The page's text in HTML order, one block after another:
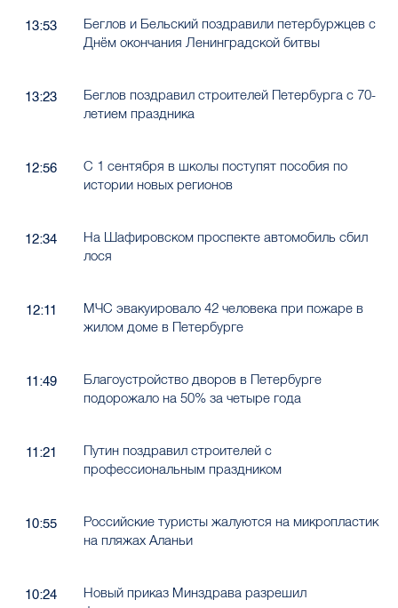
13:53
Беглов и Бельский поздравили петербуржцев с
Днём окончания Ленинградской битвы
13:23
Беглов поздравил строителей Петербурга с 70-
летием праздника
12:56
С 1 сентября в школы поступят пособия по
истории новых регионов
12:34
На Шафировском проспекте автомобиль сбил
лося
12:11
МЧС эвакуировало 42 человека при пожаре в
жилом доме в Петербурге
11:49
Благоустройство дворов в Петербурге
подорожало на 50% за четыре года
11:21
Путин поздравил строителей с
профессиональным праздником
10:55
Российские туристы жалуются на микропластик
на пляжах Аланьи
10:24
Новый приказ Минздрава разрешил